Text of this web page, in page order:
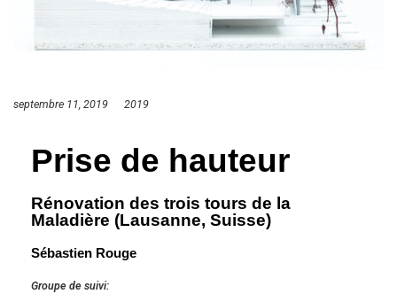
septembre 11, 2019 2019
Prise de hauteur
Rénovation des trois tours de la
Maladière (Lausanne, Suisse)
Sébastien Rouge
Groupe de suivi: